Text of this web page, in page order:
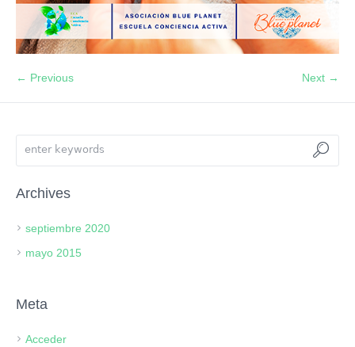
← Previous Next →
Archives
septiembre 2020
mayo 2015
Meta
Acceder